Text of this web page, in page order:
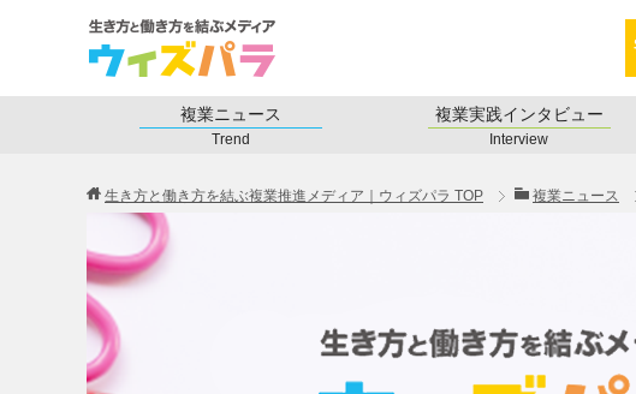
複業ニュース
Trend
複業実践インタビュー
Interview
生き方と働き方を結ぶ複業推進メディア｜ウィズパラ TOP 複業ニュース